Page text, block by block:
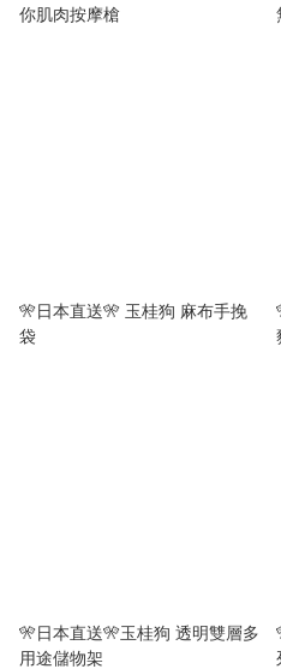
你肌肉按摩槍
🎌日本直送🎌 玉桂狗 麻布手挽
袋
🎌日本直送🎌玉桂狗 透明雙層多
用途儲物架